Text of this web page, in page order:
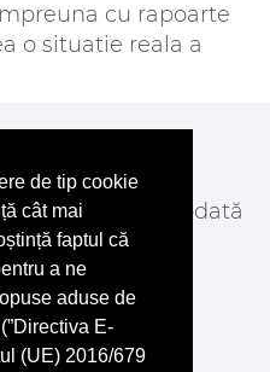
de tip cookie
cât mai
faptul că
a ne
aduse de
E-
(UE) 2016/679
cu rapoarte
o situatie reala a
customizează.
simplu ca niciodată
Go.
ACUM